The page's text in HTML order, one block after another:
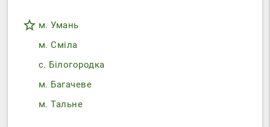
star_border м. Умань
м. Сміла
с. Білогородка
м. Багачеве
м. Тальне